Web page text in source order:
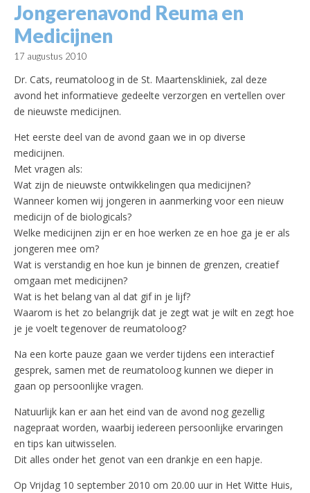
Jongerenavond Reuma en
Medicijnen
17 augustus 2010
Dr. Cats, reumatoloog in de St. Maartenskliniek, zal deze
avond het informatieve gedeelte verzorgen en vertellen over
de nieuwste medicijnen.
Het eerste deel van de avond gaan we in op diverse
medicijnen.
Met vragen als:
Wat zijn de nieuwste ontwikkelingen qua medicijnen?
Wanneer komen wij jongeren in aanmerking voor een nieuw
medicijn of de biologicals?
Welke medicijnen zijn er en hoe werken ze en hoe ga je er als
jongeren mee om?
Wat is verstandig en hoe kun je binnen de grenzen, creatief
omgaan met medicijnen?
Wat is het belang van al dat gif in je lijf?
Waarom is het zo belangrijk dat je zegt wat je wilt en zegt hoe
je je voelt tegenover de reumatoloog?
Na een korte pauze gaan we verder tijdens een interactief
gesprek, samen met de reumatoloog kunnen we dieper in
gaan op persoonlijke vragen.
Natuurlijk kan er aan het eind van de avond nog gezellig
nagepraat worden, waarbij iedereen persoonlijke ervaringen
en tips kan uitwisselen.
Dit alles onder het genot van een drankje en een hapje.
Op Vrijdag 10 september 2010 om 20.00 uur in Het Witte Huis,